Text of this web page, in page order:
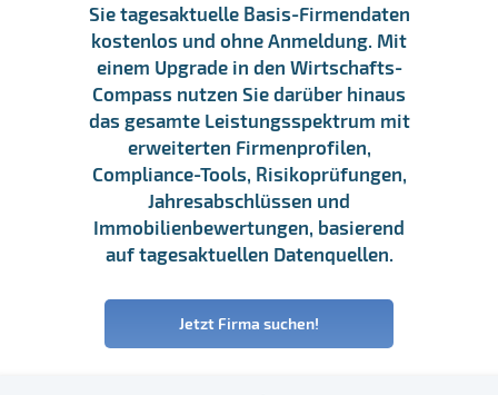
Sie tagesaktuelle Basis-Firmendaten
kostenlos und ohne Anmeldung. Mit
einem Upgrade in den Wirtschafts-
Compass nutzen Sie darüber hinaus
das gesamte Leistungsspektrum mit
erweiterten Firmenprofilen,
Compliance-Tools, Risikoprüfungen,
Jahresabschlüssen und
Immobilienbewertungen, basierend
auf tagesaktuellen Datenquellen.
Jetzt Firma suchen!